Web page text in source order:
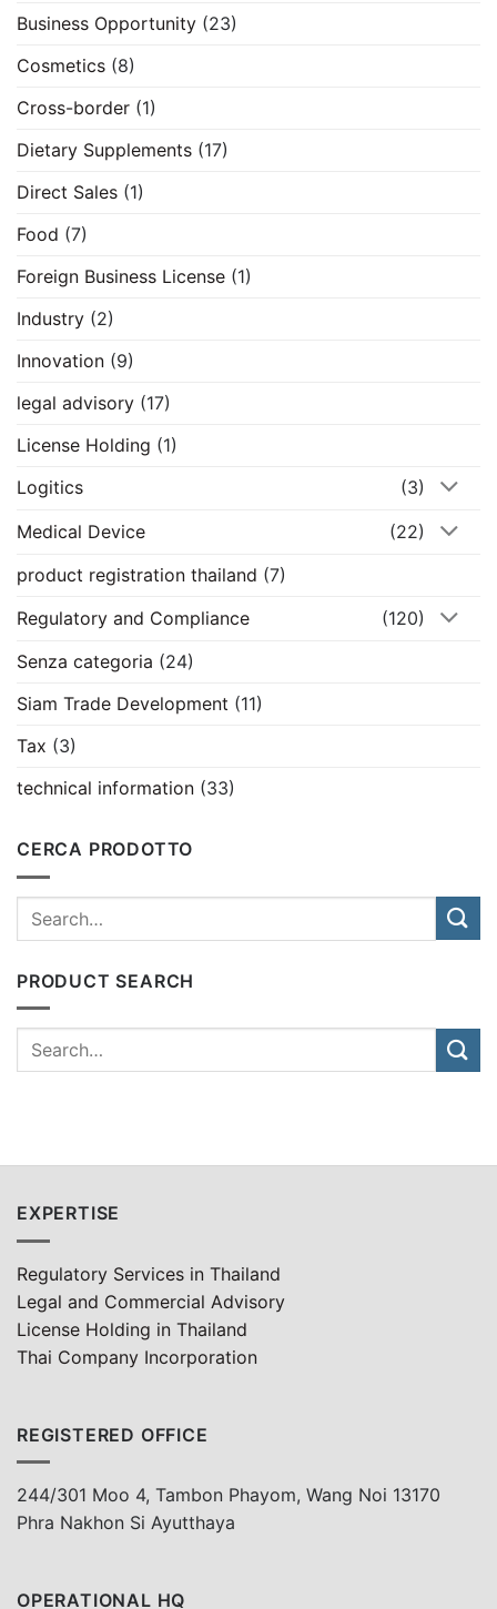
Business Opportunity (23)
Cosmetics (8)
Cross-border (1)
Dietary Supplements (17)
Direct Sales (1)
Food (7)
Foreign Business License (1)
Industry (2)
Innovation (9)
legal advisory (17)
License Holding (1)
Logitics
(3)
Medical Device
(22)
product registration thailand (7)
Regulatory and Compliance
(120)
Senza categoria (24)
Siam Trade Development (11)
Tax (3)
technical information (33)
CERCA PRODOTTO
PRODUCT SEARCH
EXPERTISE
Regulatory Services in Thailand
Legal and Commercial Advisory
License Holding in Thailand
Thai Company Incorporation
REGISTERED OFFICE
244/301 Moo 4, Tambon Phayom, Wang Noi 13170
Phra Nakhon Si Ayutthaya
OPERATIONAL HQ